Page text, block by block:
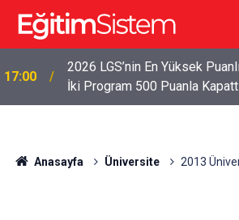
17:00
2026 LGS’nin En Yüksek
İki Program 500 Puanla
Anasayfa Üniversite 2013